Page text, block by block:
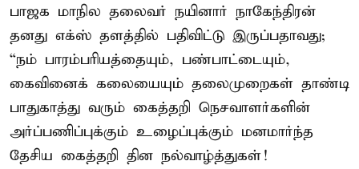
பாஜக மாநில தலைவர் நயினார் நாகேந்திரன்
தனது எக்ஸ் தளத்தில் பதிவிட்டு இருப்பதாவது;
“நம் பாரம்பரியத்தையும், பண்பாட்டையும்,
கைவினைக் கலையையும் தலைமுறைகள் தாண்டி
பாதுகாத்து வரும் கைத்தறி நெசவாளர்களின்
அர்ப்பணிப்புக்கும் உழைப்புக்கும் மனமார்ந்த
தேசிய கைத்தறி தின நல்வாழ்த்துகள்!